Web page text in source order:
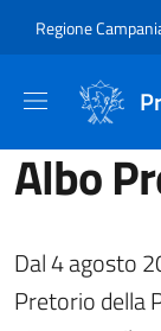
Regione
Albo
Dal 4 agosto
Pretorio della